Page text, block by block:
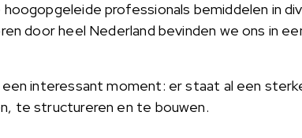
professionals bemiddelen in
door heel Nederland bevinden we ons in
interessant moment: er staat al een
te structureren en te bouwen.